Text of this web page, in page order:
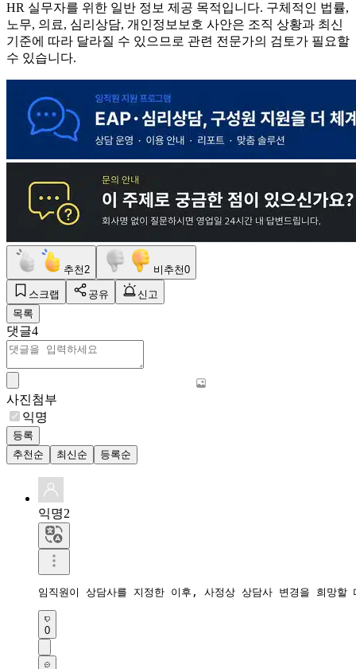
HR 실무자를 위한 일반 정보 제공 목적입니다. 구체적인 법률,
노무, 의료, 심리상담, 개인정보보호 사안은 조직 상황과 최신
기준에 따라 달라질 수 있으므로 관련 전문가의 검토가 필요할
수 있습니다.
추천2 비추천0
스크랩 공유
신고
목록
댓글4
사진첨부
익명
등록
추천순
최신순 등록순
익명2
임직원이 상담사를 지정한 이후, 사정상 상담사 변경을 희망할
0